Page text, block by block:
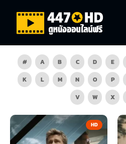
# A B C D E
K
L M N O P
V
W X
HD